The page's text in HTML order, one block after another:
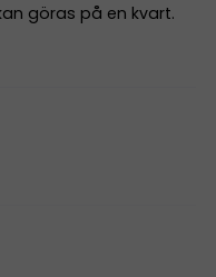
göras på en kvart.